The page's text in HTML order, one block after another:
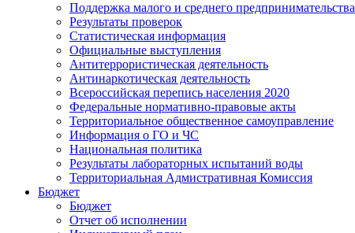
Поддержка малого и среднего предпринимательства
Результаты проверок
Статистическая информация
Официальные выступления
Антитеррористическая деятельность
Антинаркотическая деятельность
Всероссийская перепись населения 2020
Федеральные нормативно-правовые акты
Территориальное общественное самоуправление
Информация о ГО и ЧС
Национальная политика
Результаты лабораторных испытаний воды
Территориальная Адмистративная Комиссия
Бюджет
Бюджет
Отчет об исполнении